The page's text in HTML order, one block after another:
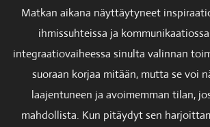
Matkan aikana näyttäytyneet
ihmissuhteissa ja
integraatiovaiheessa sinulta valinnan
suoraan korjaa mitään, mutta se voi
laajentuneen ja avoimemman tilan,
mahdollista. Kun pitäydyt sen